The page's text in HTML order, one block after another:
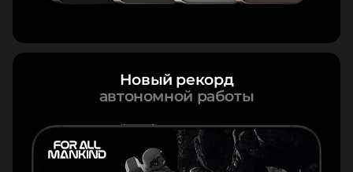
Новый рекорд
автономной работы